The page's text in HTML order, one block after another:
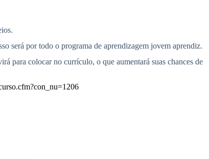
será por todo o programa de aprendizagem jovem aprendiz.
para colocar no currículo, o que aumentará suas chances de